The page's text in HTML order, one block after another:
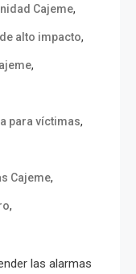
Cajeme,
alto impacto,
,
para víctimas,
Cajeme,
,
las alarmas